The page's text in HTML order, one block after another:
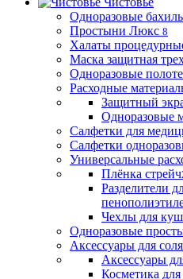
Одноразовые
Простыни Люкс 8
Халаты
Маска защитная
Одноразовые
Расходные
Защитный
Одноразовые
Салфетки для
Салфетки
Универсальные
Плёнка стрейч
Разделители
Чехлы для
Одноразовые
Аксессуары для
Аксессуары
Косметика